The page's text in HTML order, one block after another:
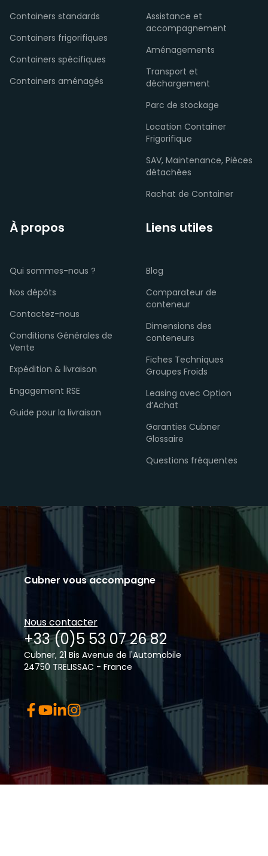
Cubner vous accompagne
Nous contacter
+33 (0)5 53 07 26 82
Cubner, 21 Bis Avenue de l'Automobile
24750 TRELISSAC - France
Containers standards
Containers frigorifiques
Containers spécifiques
Containers aménagés
Assistance et
accompagnement
Aménagements
Transport et
déchargement
Parc de stockage
Location Container
Frigorifique
SAV, Maintenance, Pièces
détachées
Rachat de Container
À propos
Qui sommes-nous ?
Nos dépôts
Contactez-nous
Conditions Générales de
Vente
Expédition & livraison
Engagement RSE
Guide pour la livraison
Liens utiles
Blog
Comparateur de
conteneur
Dimensions des
conteneurs
Fiches Techniques
Groupes Froids
Leasing avec Option
d’Achat
Garanties Cubner
Glossaire
Questions fréquentes